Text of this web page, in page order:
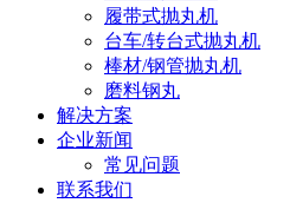
履带式抛丸机
台车/转台式抛丸机
棒材/钢管抛丸机
磨料钢丸
解决方案
企业新闻
常见问题
联系我们